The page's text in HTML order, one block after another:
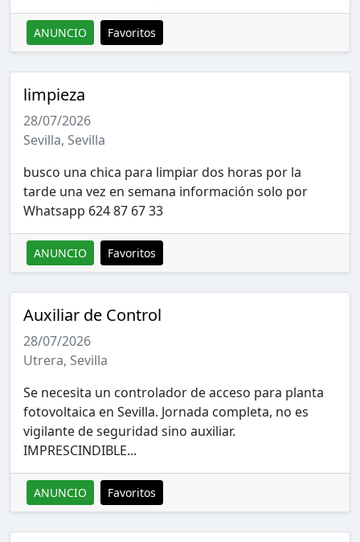
ANUNCIO Favoritos
limpieza
28/07/2026
Sevilla, Sevilla
busco una chica para limpiar dos horas por la
tarde una vez en semana información solo por
Whatsapp 624 87 67 33
ANUNCIO Favoritos
Auxiliar de Control
28/07/2026
Utrera, Sevilla
Se necesita un controlador de acceso para planta
fotovoltaica en Sevilla. Jornada completa, no es
vigilante de seguridad sino auxiliar.
IMPRESCINDIBLE...
ANUNCIO Favoritos